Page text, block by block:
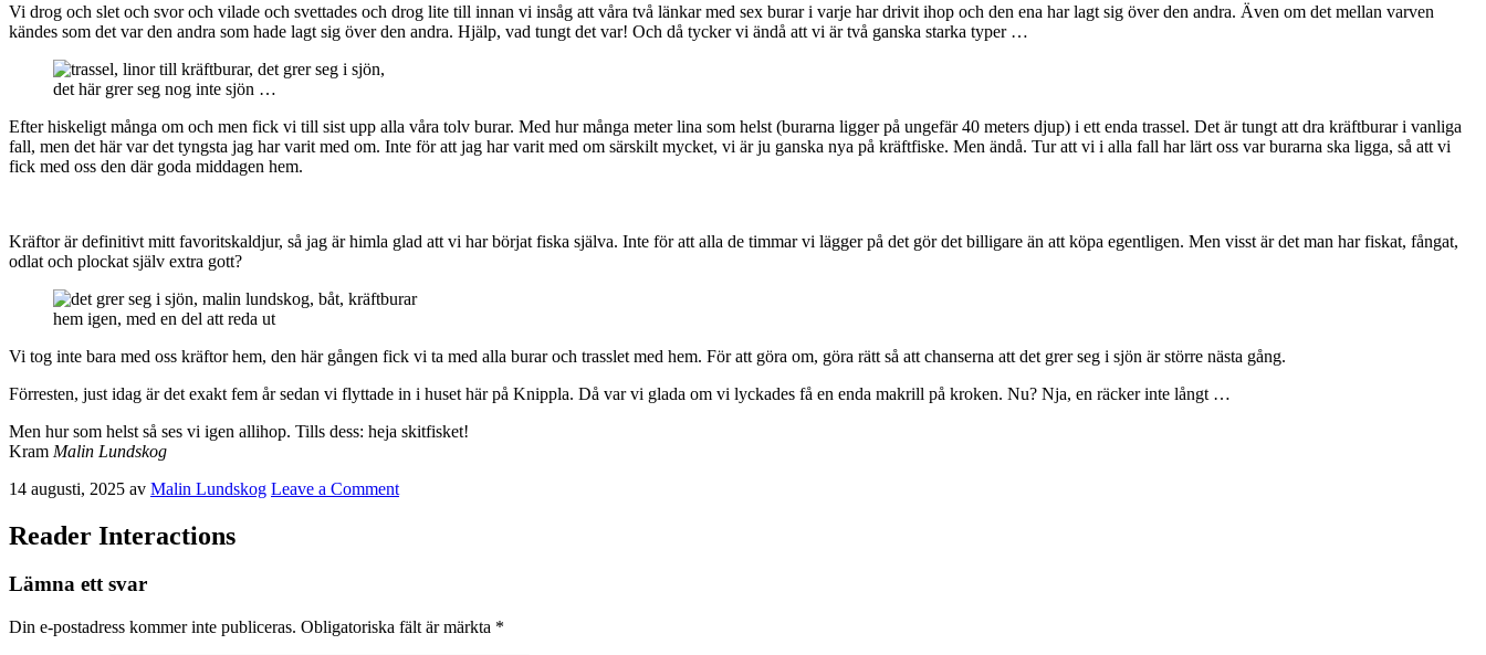
Vi drog och slet och svor och vilade och svettades och drog lite till innan vi insåg att våra två länkar med sex burar i varje har drivit ihop och den ena har lagt sig över den andra. Även om det mellan varven
kändes som det var den andra som hade lagt sig över den andra. Hjälp, vad tungt det var! Och då tycker vi ändå att vi är två ganska starka typer …
det här grer seg nog inte sjön …
Efter hiskeligt många om och men fick vi till sist upp alla våra tolv burar. Med hur många meter lina som helst (burarna ligger på ungefär 40 meters djup) i ett enda trassel. Det är tungt att dra kräftburar i vanliga
fall, men det här var det tyngsta jag har varit med om. Inte för att jag har varit med om särskilt mycket, vi är ju ganska nya på kräftfiske. Men ändå. Tur att vi i alla fall har lärt oss var burarna ska ligga, så att vi
fick med oss den där goda middagen hem.
Kräftor är definitivt mitt favoritskaldjur, så jag är himla glad att vi har börjat fiska själva. Inte för att alla de timmar vi lägger på det gör det billigare än att köpa egentligen. Men visst är det man har fiskat, fångat,
odlat och plockat själv extra gott?
hem igen, med en del att reda ut
Vi tog inte bara med oss kräftor hem, den här gången fick vi ta med alla burar och trasslet med hem. För att göra om, göra rätt så att chanserna att det grer seg i sjön är större nästa gång.
Förresten, just idag är det exakt fem år sedan vi flyttade in i huset här på Knippla. Då var vi glada om vi lyckades få en enda makrill på kroken. Nu? Nja, en räcker inte långt …
Men hur som helst så ses vi igen allihop. Tills dess: heja skitfisket!
Kram Malin Lundskog
14 augusti, 2025 av Malin Lundskog Leave a Comment
Reader Interactions
Lämna ett svar
Din e-postadress kommer inte publiceras. Obligatoriska fält är märkta *